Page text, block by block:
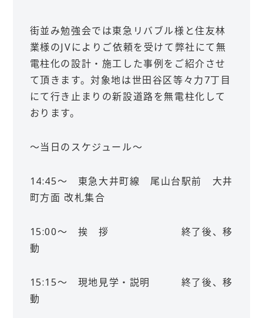
街並み勉強会では東急リバブル様と住友林
業様のJVによりご依頼を受けて弊社にて無
電柱化の設計・施工した事例をご紹介させ
て頂きます。対象地は世田谷区等々力7丁目
にて行き止まりの新設道路を無電柱化して
おります。
～当日のスケジュール～
14:45～ 東急大井町線 尾山台駅前 大井
町方面 改札集合
15:00～ 挨 拶 終了後、移
動
15:15～ 現地見学・説明 終了後、移
動